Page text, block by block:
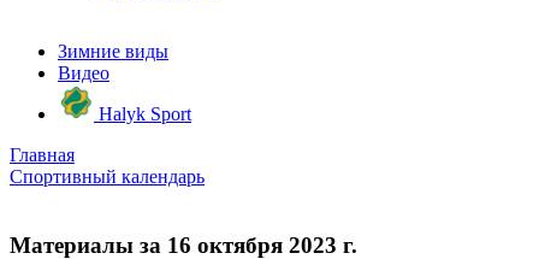
Зимние виды
Видео
Halyk Sport
Главная
Спортивный календарь
Материалы за 16 октября 2023 г.